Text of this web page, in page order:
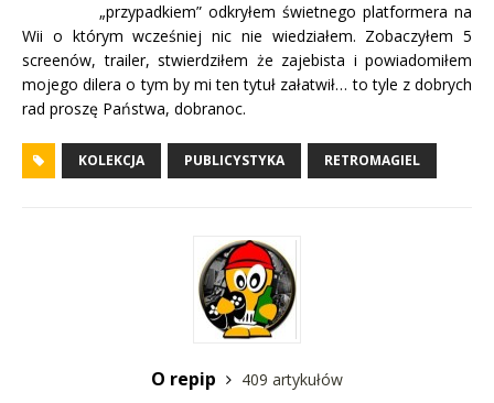
„przypadkiem” odkryłem świetnego platformera na
Wii o którym wcześniej nic nie wiedziałem. Zobaczyłem 5
screenów, trailer, stwierdziłem że zajebista i powiadomiłem
mojego dilera o tym by mi ten tytuł załatwił… to tyle z dobrych
rad proszę Państwa, dobranoc.
KOLEKCJA PUBLICYSTYKA RETROMAGIEL
O repip
409 artykułów